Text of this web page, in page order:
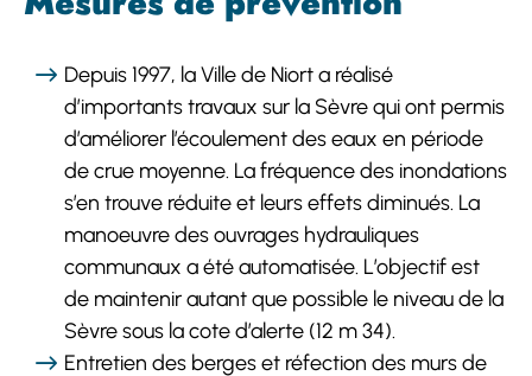
Depuis 1997, la Ville de Niort a réalisé
d’importants travaux sur la Sèvre qui ont permis
d’améliorer l’écoulement des eaux en période
de crue moyenne. La fréquence des inondations
s’en trouve réduite et leurs effets diminués. La
manoeuvre des ouvrages hydrauliques
communaux a été automatisée. L’objectif est
de maintenir autant que possible le niveau de la
Sèvre sous la cote d’alerte (12 m 34).
Entretien des berges et réfection des murs de